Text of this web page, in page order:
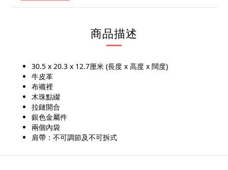
商品描述
30.5 x 20.3 x 12.7厘米 (長度 x 高度 x 闊度)
牛皮革
布襯裡
木珠點綴
拉鏈開合
銀色金屬件
兩個內袋
肩帶：不可調節及不可拆式